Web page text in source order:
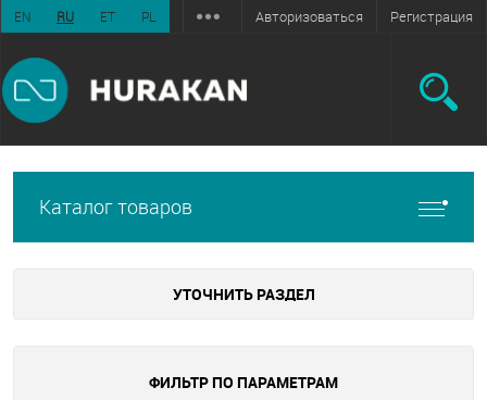
EN RU ET PL Авторизоваться Регистрация
Каталог товаров
УТОЧНИТЬ РАЗДЕЛ
ФИЛЬТР ПО ПАРАМЕТРАМ